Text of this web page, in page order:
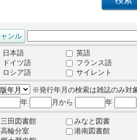
日本語
英語
ドイツ語
フランス語
ロシア語
サイレント
※発行年月の検索は雑誌のみ対
年
月から 年
三田図書館
みなと図書
高輪分室
港南図書館